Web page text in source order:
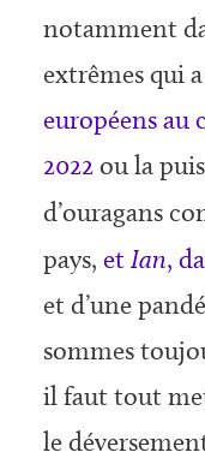
notamment
extrêmes qui
européens au
2022ou la
d’ouragans
pays, etIan,
et d’une
sommes
il faut tout
le